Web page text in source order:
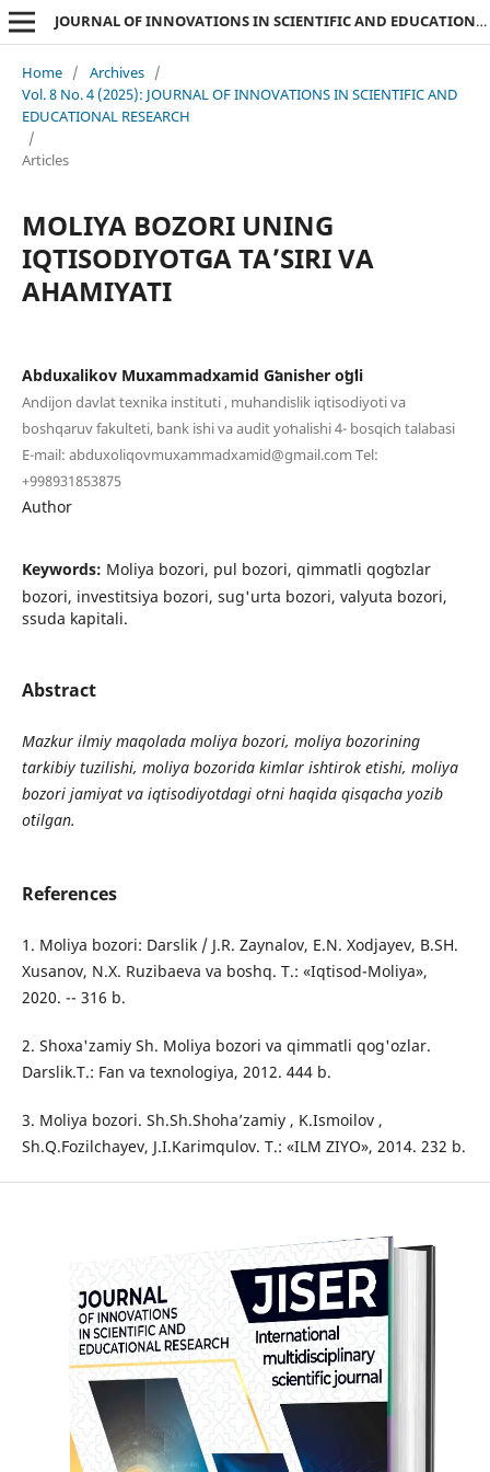
JOURNAL OF INNOVATIONS IN SCIENTIFIC AND EDUCATIONAL RESEARCH
Home / Archives /
Vol. 8 No. 4 (2025): JOURNAL OF INNOVATIONS IN SCIENTIFIC AND
EDUCATIONAL RESEARCH
/
Articles
MOLIYA BOZORI UNING
IQTISODIYOTGA TAʼSIRI VA
AHAMIYATI
Abduxalikov Muxammadxamid Gʻanisher oʻgʻli
Andijon davlat texnika instituti , muhandislik iqtisodiyoti va
boshqaruv fakulteti, bank ishi va audit yoʻnalishi 4- bosqich talabasi
E-mail: abduxoliqovmuxammadxamid@gmail.com Tel:
+998931853875
Author
Keywords: Moliya bozori, pul bozori, qimmatli qogʻozlar
bozori, investitsiya bozori, sug'urta bozori, valyuta bozori,
ssuda kapitali.
Abstract
Mazkur ilmiy maqolada moliya bozori, moliya bozorining
tarkibiy tuzilishi, moliya bozorida kimlar ishtirok etishi, moliya
bozori jamiyat va iqtisodiyotdagi oʻrni haqida qisqacha yozib
oʻtilgan.
References
1. Moliya bozori: Darslik / J.R. Zaynalov, E.N. Xodjayev, B.SH.
Xusanov, N.X. Ruzibaeva va boshq. T.: «Iqtisod-Moliya»,
2020. -- 316 b.
2. Shoxa'zamiy Sh. Moliya bozori va qimmatli qog'ozlar.
Darslik.T.: Fan va texnologiya, 2012. 444 b.
3. Moliya bozori. Sh.Sh.Shohaʼzamiy , K.Ismoilov ,
Sh.Q.Fozilchayev, J.I.Karimqulov. T.: «ILM ZIYO», 2014. 232 b.